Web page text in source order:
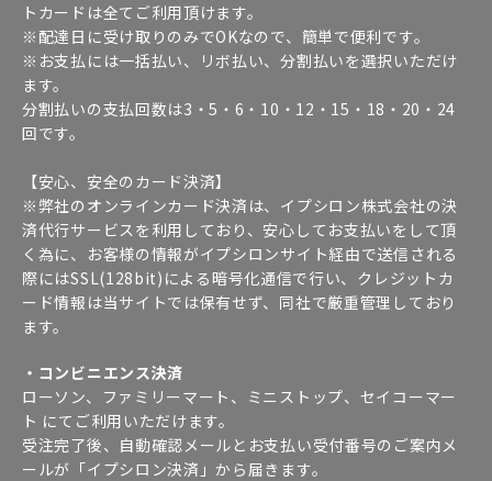
トカードは全てご利用頂けます。
※配達日に受け取りのみでOKなので、簡単で便利です。
※お支払には一括払い、リボ払い、分割払いを選択いただけ
ます。
分割払いの支払回数は3・5・6・10・12・15・18・20・24
回です。
【安心、安全のカード決済】
※弊社のオンラインカード決済は、イプシロン株式会社の決
済代行サービスを利用しており、安心してお支払いをして頂
く為に、お客様の情報がイプシロンサイト経由で送信される
際にはSSL(128bit)による暗号化通信で行い、クレジットカ
ード情報は当サイトでは保有せず、同社で厳重管理しており
ます。
・コンビニエンス決済
ローソン、ファミリーマート、ミニストップ、セイコーマー
ト にてご利用いただけます。
受注完了後、自動確認メールとお支払い受付番号のご案内メ
ールが「イプシロン決済」から届きます。